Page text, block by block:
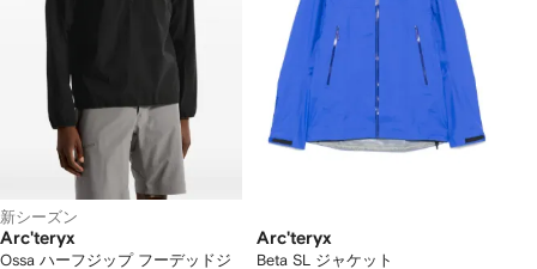
新シーズン
Arc'teryx
Ossa ハーフジップ フーデッドジ
Arc'teryx
Beta SL ジャケット